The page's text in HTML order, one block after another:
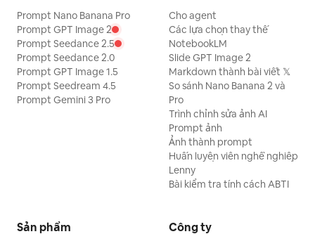
Prompt Nano Banana Pro
Prompt GPT Image 2
Prompt Seedance 2.5
Prompt Seedance 2.0
Prompt GPT Image 1.5
Prompt Seedream 4.5
Prompt Gemini 3 Pro
Cho agent
Các lựa chọn thay thế
NotebookLM
Slide GPT Image 2
Markdown thành bài viết 𝕏
So sánh Nano Banana 2 và
Pro
Trình chỉnh sửa ảnh AI
Prompt ảnh
Ảnh thành prompt
Huấn luyện viên nghề nghiệp
Lenny
Bài kiểm tra tính cách ABTI
Sản phẩm Công ty